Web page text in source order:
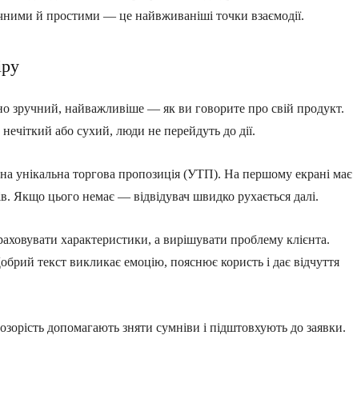
й простими — це найвживаніші точки взаємодії.
зручний, найважливіше — як ви говорите про свій продукт.
або сухий, люди не перейдуть до дії.
унікальна торгова пропозиція (УТП). На першому екрані має
Якщо цього немає — відвідувач швидко рухається далі.
характеристики, а вирішувати проблему клієнта.
текст викликає емоцію, пояснює користь і дає відчуття
допомагають зняти сумніви і підштовхують до заявки.